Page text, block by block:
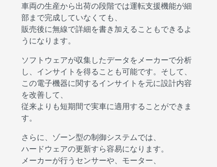
車両の生産から出荷の段階では運転支援機能が細
部まで完成していなくても、
販売後に無線で詳細を書き加えることもできるよ
うになります。
ソフトウェアが収集したデータをメーカーで分析
し、インサイトを得ることも可能です。そして、
この電子機器に関するインサイトを元に設計内容
を改善して、
従来よりも短期間で実車に適用することができま
す。
さらに、ゾーン型の制御システムでは、
ハードウェアの更新すら容易になります。
メーカーが行うセンサーや、モーター、